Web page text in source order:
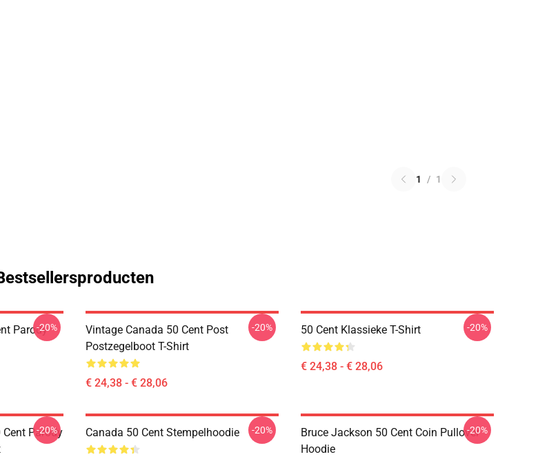
1 / 1
Parody-20%
Vintage Canada 50 Cent Post
Postzegelboot T-Shirt
€ 24,38 - € 28,06
-20% 50 Cent Klassieke T-Shirt
€ 24,38 - € 28,06
-20%
Parody
-20% Canada 50 Cent Stempelhoodie -20%
Bruce Jackson 50 Cent Coin Pullover
Hoodie
-20%